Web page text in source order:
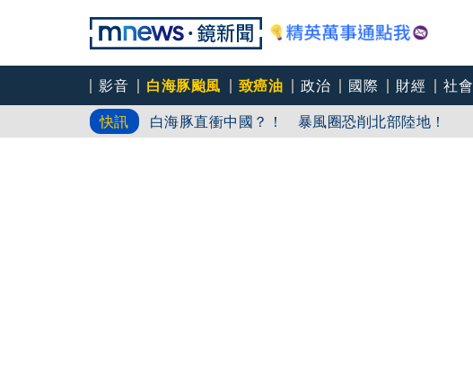
影音 白海豚颱風 致癌油 政治 國際 財經 社會
快訊
疊單計時算法現歧異 外送工會開戰Uber Eats
白海豚直衝中國？！ 暴風圈恐削北部陸地！